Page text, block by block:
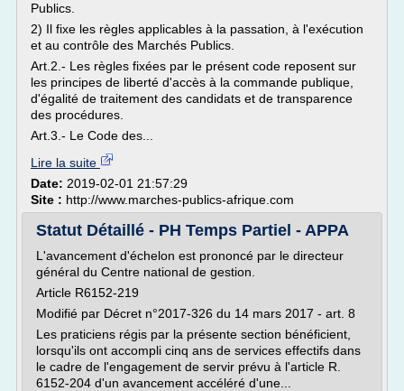
Publics.
2) Il fixe les règles applicables à la passation, à l'exécution
et au contrôle des Marchés Publics.
Art.2.- Les règles fixées par le présent code reposent sur
les principes de liberté d'accès à la commande publique,
d'égalité de traitement des candidats et de transparence
des procédures.
Art.3.- Le Code des...
Lire la suite
Date: 2019-02-01 21:57:29
Site : http://www.marches-publics-afrique.com
Statut Détaillé - PH Temps Partiel - APPA
L'avancement d'échelon est prononcé par le directeur
général du Centre national de gestion.
Article R6152-219
Modifié par Décret n°2017-326 du 14 mars 2017 - art. 8
Les praticiens régis par la présente section bénéficient,
lorsqu'ils ont accompli cinq ans de services effectifs dans
le cadre de l'engagement de servir prévu à l'article R.
6152-204 d'un avancement accéléré d'une...